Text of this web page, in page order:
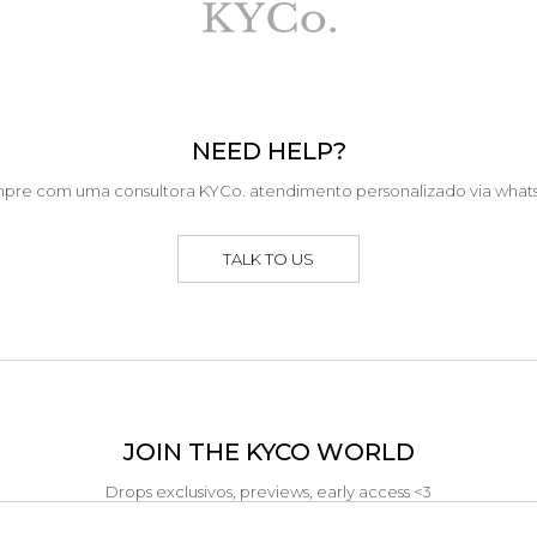
NEED HELP?
com uma consultora KYCo. atendimento personalizado via
TALK TO US
JOIN THE KYCO WORLD
Drops exclusivos, previews, early access <3